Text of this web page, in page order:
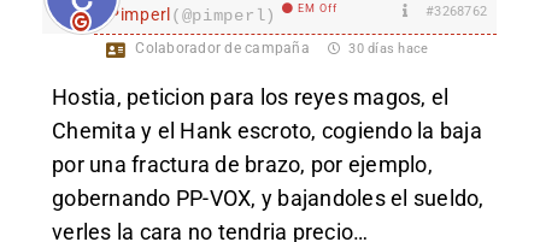
Pimperl (@pimperl) EM Off #3268762
Colaborador de campaña 30 días hace
Hostia, peticion para los reyes magos, el
Chemita y el Hank escroto, cogiendo la baja
por una fractura de brazo, por ejemplo,
gobernando PP-VOX, y bajandoles el sueldo,
verles la cara no tendria precio…